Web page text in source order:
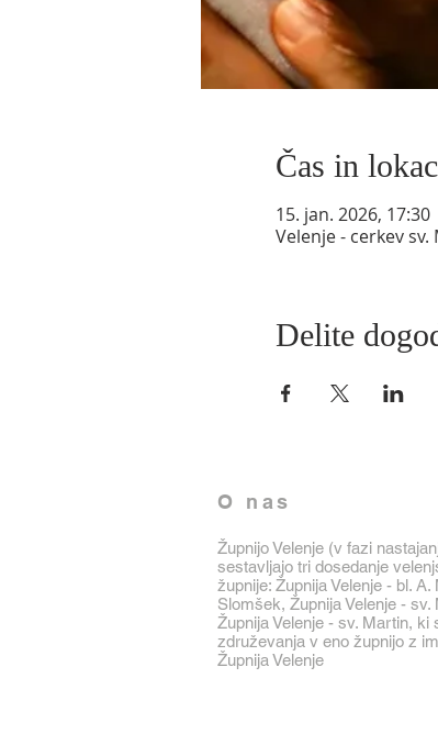
Čas in
15. jan. 2026, 17:30
Velenje - cerkev
Delite
O nas
Župnijo Velenje (v fazi
sestavljajo tri dosedanje
župnije: Župnija Velenje - bl. A.
Slomšek, Župnija Velenje - sv.
Župnija Velenje - sv. Martin, ki
združevanja v eno župnijo z
Župnija Velenje